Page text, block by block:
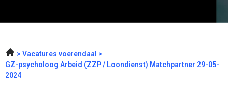
Vacatures voerendaal
GZ-psycholoog Arbeid (ZZP / Loondienst) Matchpartner 29-05-
2024